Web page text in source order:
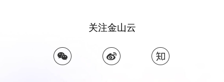
关注金山云